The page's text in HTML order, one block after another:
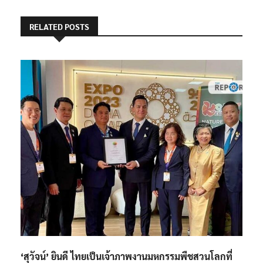
RELATED POSTS
‘สุวัจน์’ ยินดี ไทยเป็นเจ้าภาพงานมหกรรมพืชสวนโลกที่